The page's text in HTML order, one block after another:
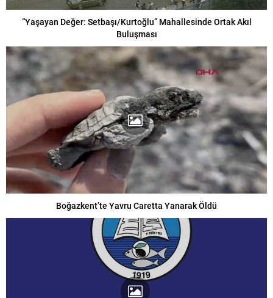
“Yaşayan Değer: Setbaşı/Kurtoğlu” Mahallesinde Ortak Akıl
Buluşması
Boğazkent’te Yavru Caretta Yanarak Öldü